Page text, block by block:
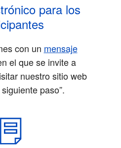
para los
con un mensaje
el que se invite a
nuestro sitio web
paso”.